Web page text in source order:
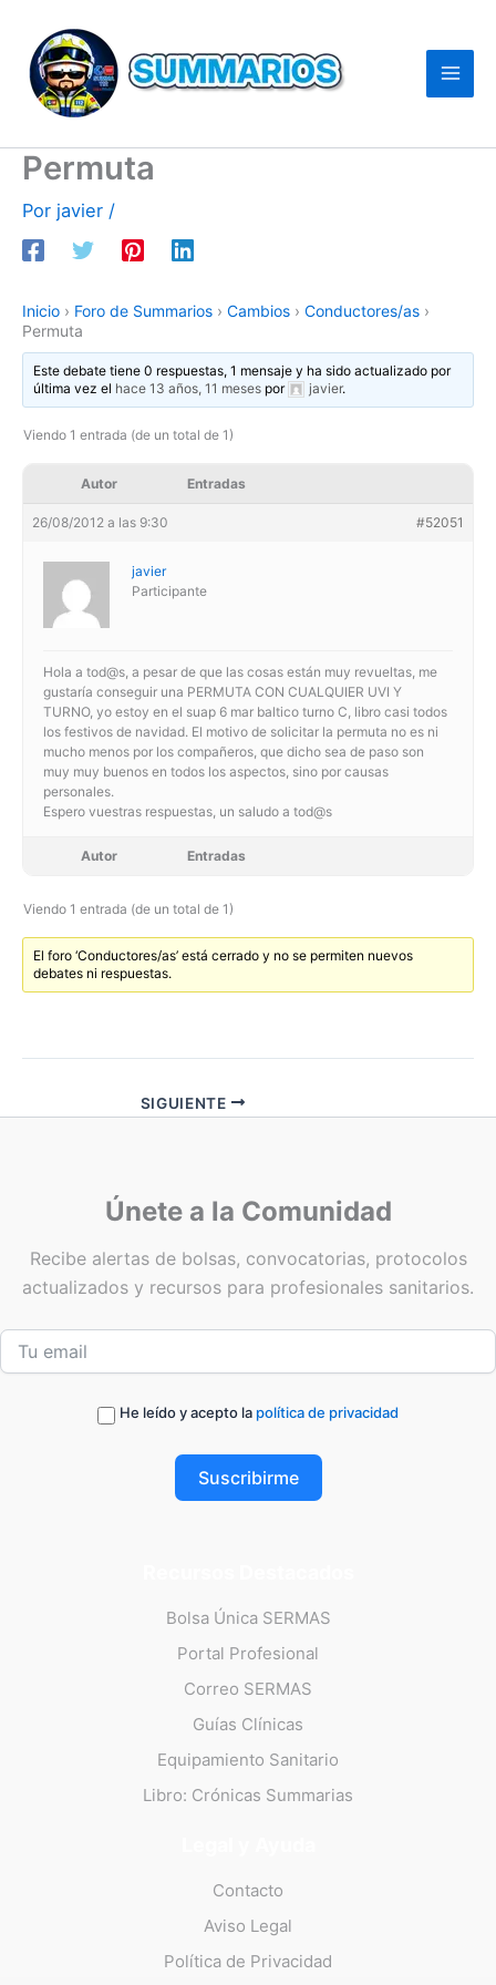
contenido
Permuta
Por javier /
Inicio › Foro de Summarios › Cambios › Conductores/as ›
Permuta
Este debate tiene 0 respuestas, 1 mensaje y ha sido actualizado por
última vez el hace 13 años, 11 meses por javier.
Viendo 1 entrada (de un total de 1)
Autor Entradas
26/08/2012 a las 9:30 #52051
javier
Participante
Hola a tod@s, a pesar de que las cosas están muy revueltas, me
gustaría conseguir una PERMUTA CON CUALQUIER UVI Y
TURNO, yo estoy en el suap 6 mar baltico turno C, libro casi todos
los festivos de navidad. El motivo de solicitar la permuta no es ni
mucho menos por los compañeros, que dicho sea de paso son
muy muy buenos en todos los aspectos, sino por causas
personales.
Espero vuestras respuestas, un saludo a tod@s
Autor Entradas
Viendo 1 entrada (de un total de 1)
El foro ‘Conductores/as’ está cerrado y no se permiten nuevos
debates ni respuestas.
SIGUIENTE
Únete a la Comunidad
Recibe alertas de bolsas, convocatorias, protocolos
actualizados y recursos para profesionales sanitarios.
He leído y acepto la política de privacidad
Suscribirme
Bolsa Única SERMAS
Portal Profesional
Correo SERMAS
Guías Clínicas
Equipamiento Sanitario
Libro: Crónicas Summarias
Contacto
Aviso Legal
Política de Privacidad